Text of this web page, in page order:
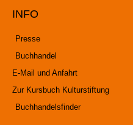
INFO
Presse
Buchhandel
E-Mail und Anfahrt
Zur Kursbuch Kulturstiftung
Buchhandelsfinder